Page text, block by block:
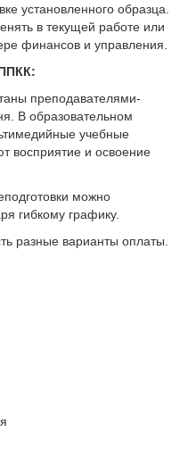
установленного образца.
в текущей работе или
финансов и управления.
преподавателями-
В образовательном
учебные
восприятие и освоение
можно
гибкому графику.
разные варианты оплаты.